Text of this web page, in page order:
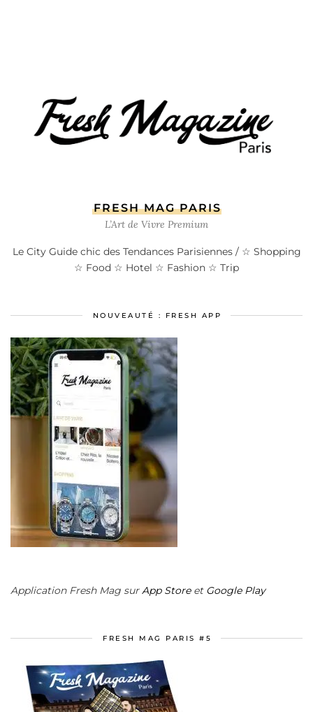
FRESH MAG PARIS
L’Art de Vivre Premium
Le City Guide chic des Tendances Parisiennes / ☆ Shopping
☆ Food ☆ Hotel ☆ Fashion ☆ Trip
NOUVEAUTÉ : FRESH APP
Application Fresh Mag surApp Storeet Google Play
FRESH MAG PARIS #5